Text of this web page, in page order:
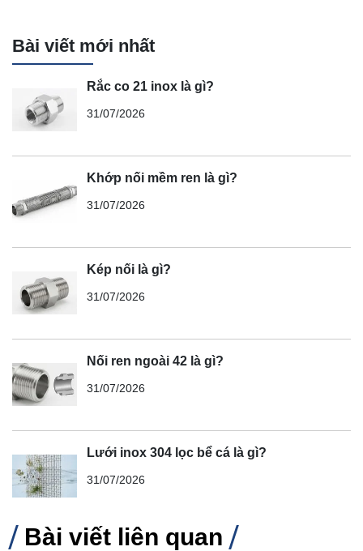
Bài viết mới nhất
Rắc co 21 inox là gì?
31/07/2026
Khớp nối mềm ren là gì?
31/07/2026
Kép nối là gì?
31/07/2026
Nối ren ngoài 42 là gì?
31/07/2026
Lưới inox 304 lọc bể cá là gì?
31/07/2026
Bài viết liên quan